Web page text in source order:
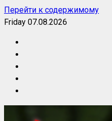
Перейти к содержимому
Friday 07.08.2026